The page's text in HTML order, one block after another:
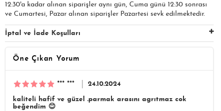
12:30'a kadar alınan siparişler aynı gün, Cuma günü 12:30 sonrası
ve Cumartesi, Pazar alınan siparişler Pazartesi sevk edilmektedir.
İptal ve İade Koşulları
Öne Çıkan Yorum
*** *** 24.10.2024
kaliteli hafif ve güzel .parmak arasını agrıtmaz cok
beğendim 😊